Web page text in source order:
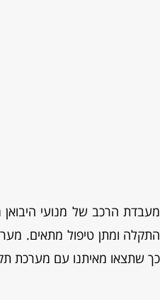
כך שתצאו מאיתנו עם מערכת